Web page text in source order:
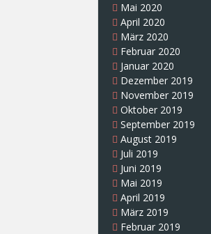
Mai 2020
April 2020
März 2020
Februar 2020
Januar 2020
Dezember 2019
November 2019
Oktober 2019
September 2019
August 2019
Juli 2019
Juni 2019
Mai 2019
April 2019
März 2019
Februar 2019